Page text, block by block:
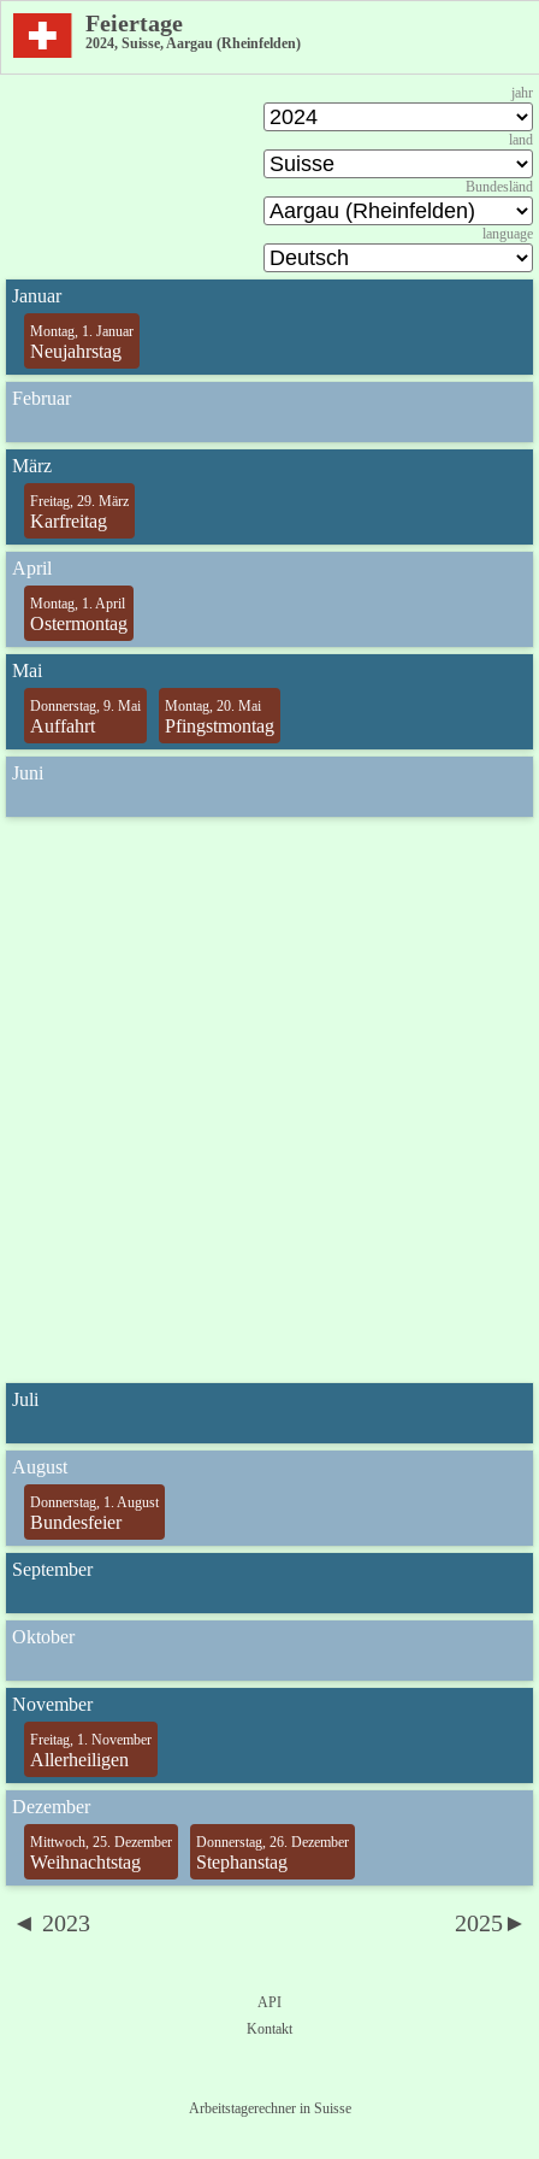
Feiertage
2024, Suisse, Aargau (Rheinfelden)
jahr
land
Bundesländ
language
Januar
Montag, 1. Januar
Neujahrstag
Februar
März
Freitag, 29. März
Karfreitag
April
Montag, 1. April
Ostermontag
Mai
Donnerstag, 9. Mai
Auffahrt
Montag, 20. Mai
Pfingstmontag
Juni
Juli
August
Donnerstag, 1. August
Bundesfeier
September
Oktober
November
Freitag, 1. November
Allerheiligen
Dezember
Mittwoch, 25. Dezember
Weihnachtstag
Donnerstag, 26. Dezember
Stephanstag
◄ 2023 2025►
API
Kontakt
Arbeitstagerechner in Suisse